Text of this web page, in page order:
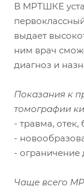
В МРТШКЕ
выдает
ним врач
диагноз и
Показания к
томографии
- травма, отек,
-
- ограничение
Чаще всего